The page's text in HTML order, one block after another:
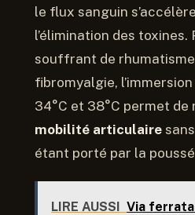
le flux sanguin
l’élimination des toxines.
souffrant de
fibromyalgie,
34°C et 38°C permet de
mobilité articulaire
étant porté par la
LIRE AUSSI Via ferrata